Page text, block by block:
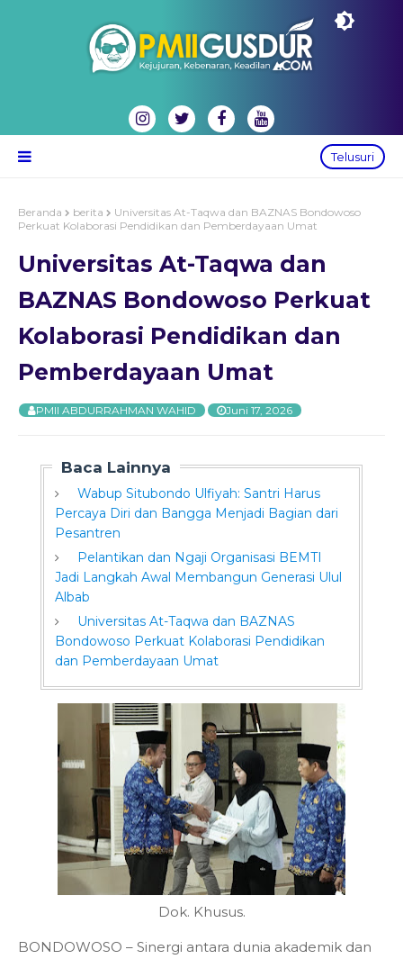
Telusuri
Beranda berita
Universitas At-Taqwa dan BAZNAS Bondowoso
Perkuat Kolaborasi Pendidikan dan Pemberdayaan Umat
Universitas At-Taqwa dan
BAZNAS Bondowoso Perkuat
Kolaborasi Pendidikan dan
Pemberdayaan Umat
PMII ABDURRAHMAN WAHID Juni 17, 2026
Baca Lainnya
Wabup Situbondo Ulfiyah: Santri Harus
Percaya Diri dan Bangga Menjadi Bagian dari
Pesantren
Pelantikan dan Ngaji Organisasi BEMTI
Jadi Langkah Awal Membangun Generasi Ulul
Albab
Universitas At-Taqwa dan BAZNAS
Bondowoso Perkuat Kolaborasi Pendidikan
dan Pemberdayaan Umat
Dok. Khusus.
BONDOWOSO – Sinergi antara dunia akademik dan